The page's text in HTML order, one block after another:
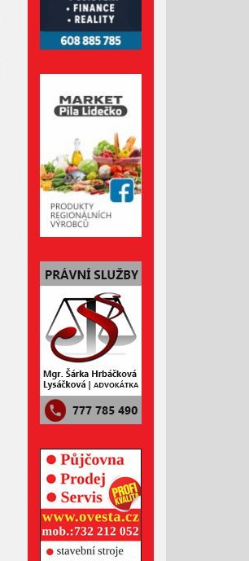
Leden 2026
Prosinec 2025
Listopad 2025
Říjen 2025
Září 2025
Srpen 2025
Červenec 2025
Červen 2025
Květen 2025
Duben 2025
Březen 2025
Únor 2025
Leden 2025
Prosinec 2024
Listopad 2024
Říjen 2024
Září 2024
Červenec 2024
Červen 2024
Květen 2024
Duben 2024
Březen 2024